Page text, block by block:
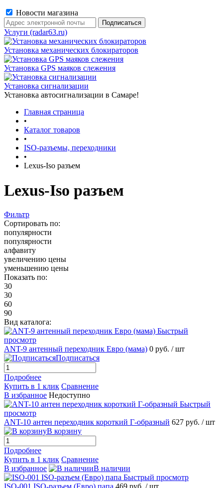
Новости магазина
Услуги (radar63.ru)
Установка механических блокираторов
Установка GPS маяков слежения
Установка сигнализации
Установка автосигнализации в Самаре!
Главная страница
•
Каталог товаров
•
ISO-разъемы, переходники
•
Lexus-Iso разъем
Lexus-Iso разъем
Фильтр
Сортировать по:
популярности
популярности
алфавиту
увеличению цены
уменьшению цены
Показать по:
30
30
60
90
Вид каталога:
Быстрый
просмотр
ANT-9 антенный переходник Евро (мама) 0 руб. / шт
Подписаться
Подробнее
Купить в 1 клик Сравнение
В избранное Недоступно
Быстрый
просмотр
ANT-10 антен переходник короткий Г-образный 627 руб. / шт
В корзину
Подробнее
Купить в 1 клик Сравнение
В избранное
В наличии
Быстрый просмотр